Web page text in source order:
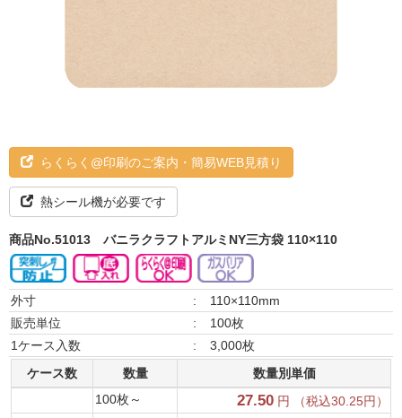
らくらく@印刷のご案内・簡易WEB見積り
熱シール機が必要です
商品No.51013 バニラクラフトアルミNY三方袋 110×110
外寸 :
110×110mm
販売単位
:
100枚
1ケース入数
:
3,000枚
ケース数
数量
数量別単価
100枚～
27.50 円 （税込30.25円）